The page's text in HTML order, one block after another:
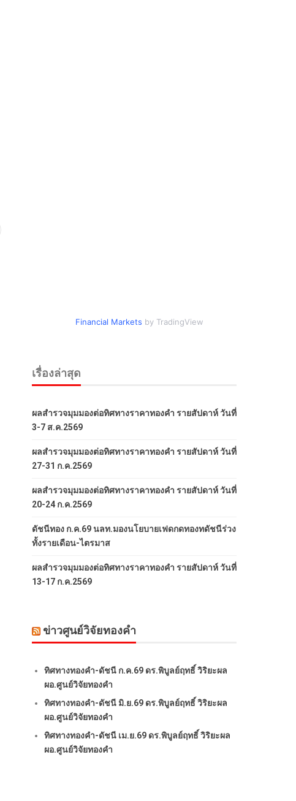
Financial Markets by TradingView
เรื่องล่าสุด
ผลสำรวจมุมมองต่อทิศทางราคาทองคำ รายสัปดาห์ วันที่
3-7 ส.ค.2569
ผลสำรวจมุมมองต่อทิศทางราคาทองคำ รายสัปดาห์ วันที่
27-31 ก.ค.2569
ผลสำรวจมุมมองต่อทิศทางราคาทองคำ รายสัปดาห์ วันที่
20-24 ก.ค.2569
ดัชนีทอง ก.ค.69 นลท.มองนโยบายเฟดกดทองทดัชนีร่วง
ทั้งรายเดือน-ไตรมาส
ผลสำรวจมุมมองต่อทิศทางราคาทองคำ รายสัปดาห์ วันที่
13-17 ก.ค.2569
ข่าวศูนย์วิจัยทองคำ
ทิศทางทองคำ-ดัชนี ก.ค.69 ดร.พิบูลย์ฤทธิ์ วิริยะผล
ผอ.ศูนย์วิจัยทองคำ
ทิศทางทองคำ-ดัชนี มิ.ย.69 ดร.พิบูลย์ฤทธิ์ วิริยะผล
ผอ.ศูนย์วิจัยทองคำ
ทิศทางทองคำ-ดัชนี เม.ย.69 ดร.พิบูลย์ฤทธิ์ วิริยะผล
ผอ.ศูนย์วิจัยทองคำ